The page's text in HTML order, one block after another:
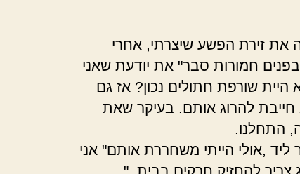
את זירת הפשע שיצרתי, אחרי
חמורות סבר" את יודעת שאני
שורפת חתולים נכון? אז גם
חייבת להרוג אותם. בעיקר שאת
התחלנו.
,אולי הייתי משחררת אותם" אני
צריך להחזיק חרקים בבית. "